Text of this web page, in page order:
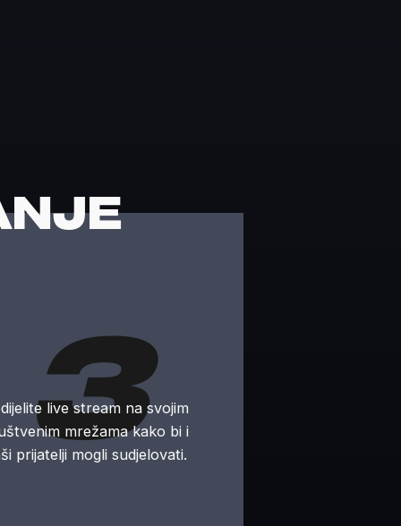
3
live stream na svojim
mrežama kako bi i
prijatelji mogli sudjelovati.